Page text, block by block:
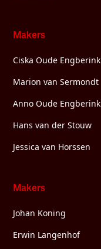
Makers
Ciska Oude Engberink
Marion van Sermondt
Anno Oude Engberink
Hans van der Stouw
Jessica van Horssen
Makers
Johan Koning
Erwin Langenhof